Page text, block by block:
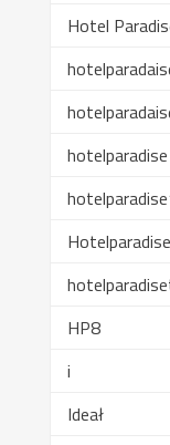
Hotel
hotelparadise
HP8
i
Ideał